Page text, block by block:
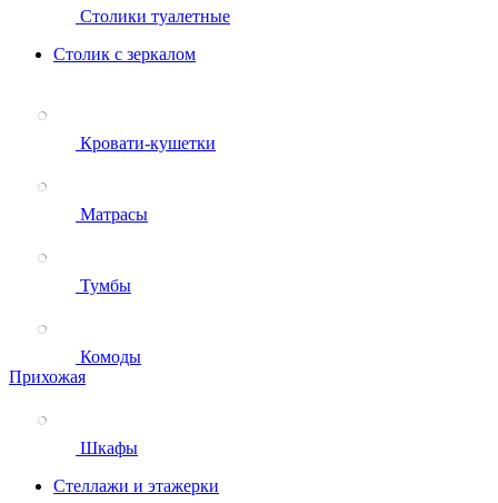
Столики туалетные
Столик с зеркалом
Кровати-кушетки
Матрасы
Тумбы
Комоды
Прихожая
Шкафы
Стеллажи и этажерки